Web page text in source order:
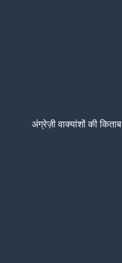
अंग्रेज़ी वाक्यांशों की किताब